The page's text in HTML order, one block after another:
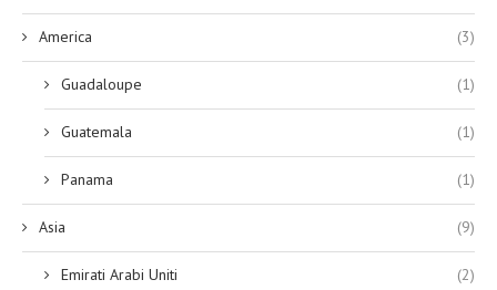
America (3)
Guadaloupe (1)
Guatemala (1)
Panama (1)
Asia (9)
Emirati Arabi Uniti (2)